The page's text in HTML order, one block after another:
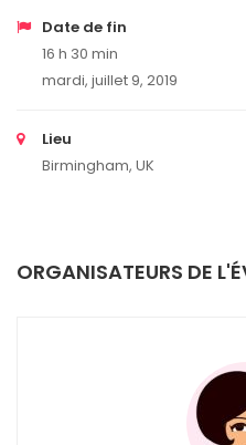
Date de fin
16 h 30 min
mardi, juillet 9, 2019
Lieu
Birmingham, UK
ORGANISATEURS DE